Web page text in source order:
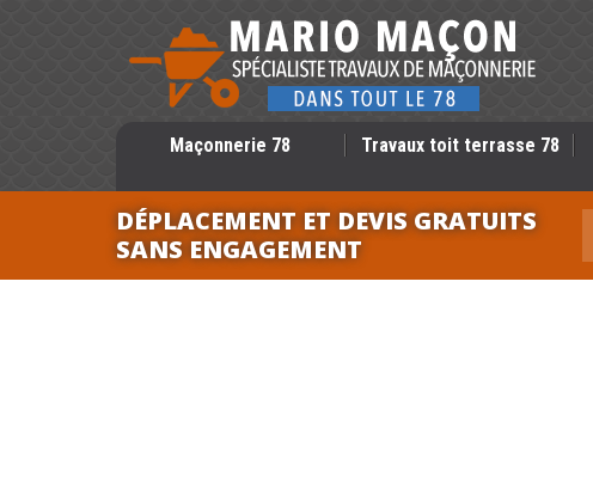
Maçonnerie 78 Travaux toit terrasse 78
DÉPLACEMENT ET DEVIS GRATUITS
SANS ENGAGEMENT